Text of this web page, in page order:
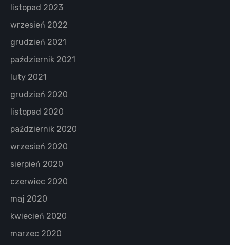
listopad 2023
wrzesień 2022
grudzień 2021
październik 2021
luty 2021
grudzień 2020
listopad 2020
październik 2020
wrzesień 2020
sierpień 2020
czerwiec 2020
maj 2020
kwiecień 2020
marzec 2020